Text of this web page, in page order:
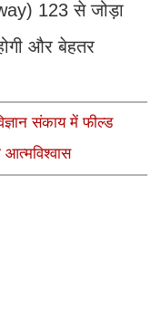
123 से जोड़ा
और बेहतर
संकाय में फील्ड
आत्मविश्वास